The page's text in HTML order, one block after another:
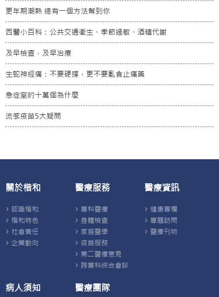
更年期潮熱 總有一個方法幫到你
西醫小百科：公共交通衛生、季節過敏、酒精代謝
及早檢查，及早治療
生蛇神經痛：不要硬撐，更不要亂食止痛藥
急症室的十萬個為什麼
流感疫苗5大疑問
關於楷和
認識楷和
楷和特色
社會責任
企業動向
醫療服務
專科醫療
身體檢查
家庭醫學
疫苗服務
第二醫療意見
跨專科綜合會診
醫療資訊
健康專欄
專題訪問
醫療刊物
病人須知 醫療團隊